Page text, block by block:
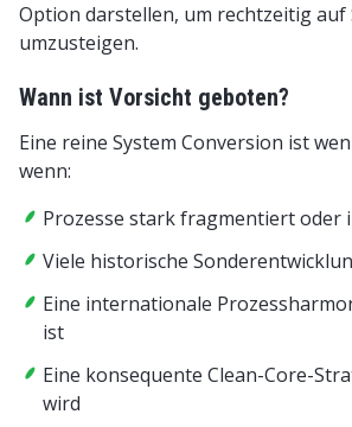
Option darstellen, um rechtzeitig auf
umzusteigen.
Wann ist Vorsicht geboten?
Eine reine System Conversion ist
wenn:
Prozesse stark fragmentiert oder
Viele historische
Eine internationale
ist
Eine konsequente Clean-Core-
wird